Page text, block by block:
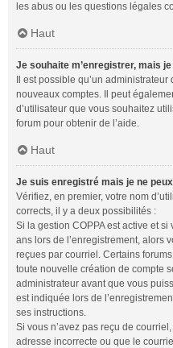
les abus ou les questions légales
Haut
Je souhaite m’enregistrer, mais
Il est possible qu’un
nouveaux comptes. Il peut
d’utilisateur que vous souhaitez
forum pour obtenir de l’aide.
Haut
Je suis enregistré mais je ne
Vérifiez, en premier, votre nom
corrects, il y a deux possibilités :
Si la gestion COPPA est active et
ans lors de l’enregistrement, alors
reçues par courriel. Certains
toute nouvelle création de compte
administrateur avant que vous
est indiquée lors de
ses instructions.
Si vous n’avez pas reçu de
adresse incorrecte ou que le